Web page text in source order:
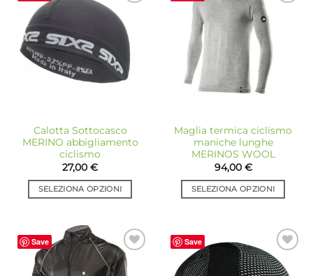
varianti.
opzioni
possono
essere
del
prodotto
varianti.
opzioni
possono
essere
scelte
del
prodotto
Aggiungi
alla lista
dei
desideri
Calotta Sottocasco
MERINO abbigliamento
ciclismo
27,00 €
SELEZIONA OPZIONI
ha
più
varianti.
Aggiungi
alla lista
dei
desideri
Maglia termica ciclismo
maniche lunghe
MERINOS WOOL
94,00 €
SELEZIONA OPZIONI
più
varianti.
Save
Aggiungi
alla lista
Save
Aggiungi
alla lista